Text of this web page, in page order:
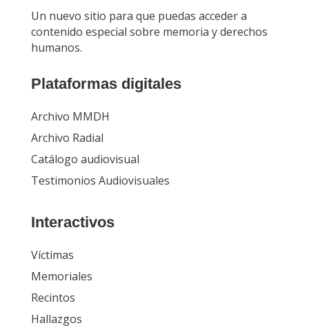
Un nuevo sitio para que puedas acceder a
contenido especial sobre memoria y derechos
humanos.
Plataformas digitales
Archivo MMDH
Archivo Radial
Catálogo audiovisual
Testimonios Audiovisuales
Interactivos
Víctimas
Memoriales
Recintos
Hallazgos